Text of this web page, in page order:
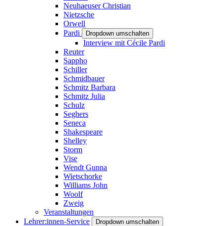
Neuhaeuser Christian
Nietzsche
Orwell
Pardi
Dropdown umschalten
Interview mit Cécile Pardi
Reuter
Sappho
Schiller
Schmidbauer
Schmitz Barbara
Schmitz Julia
Schulz
Seghers
Seneca
Shakespeare
Shelley
Storm
Vise
Wendt Gunna
Wietschorke
Williams John
Woolf
Zweig
Veranstaltungen
Lehrer:innen-Service
Dropdown umschalten